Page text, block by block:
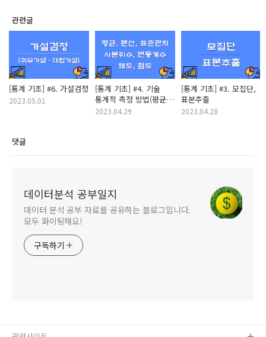
관련글
[통계 기초] #6. 가설검정
2023.05.01
[통계 기초] #4. 기술
통계적 측정 방법(평균,
분산, 표준편차,
2023.04.29
[통계 기초] #3. 모집단,
표본추출
2023.04.28
댓글
데이터분석 공부일지
데이터 분석 공부 자료를 공유하는 블로그입니다.
모두 화이팅해요!
구독하기